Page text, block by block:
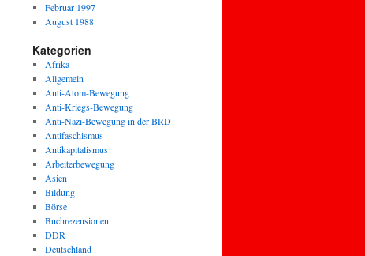
Februar 1997
August 1988
Kategorien
Afrika
Allgemein
Anti-Atom-Bewegung
Anti-Kriegs-Bewegung
Anti-Nazi-Bewegung in der BRD
Antifaschismus
Antikapitalismus
Arbeiterbewegung
Asien
Bildung
Börse
Buchrezensionen
DDR
Deutschland